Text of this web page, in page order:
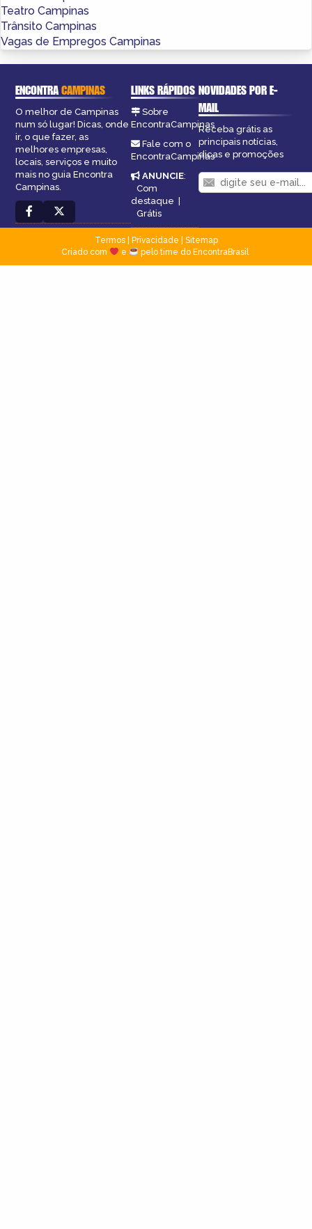
Teatro Campinas
Trânsito Campinas
Vagas de Empregos Campinas
ENCONTRACAMPINAS
O melhor de Campinas
num só lugar! Dicas, onde
ir, o que fazer, as
melhores empresas,
locais, serviços e muito
mais no guia Encontra
Campinas.
LINKS RÁPIDOS
Sobre
EncontraCampinas
Fale com o
EncontraCampinas
ANUNCIE:
Com
destaque
Grátis
NOVIDADES POR E-
MAIL
Receba grátis as
principais notícias,
dicas e promoções
Termos| Privacidade
Sitemap
Criado com
e pelo time do EncontraBrasil